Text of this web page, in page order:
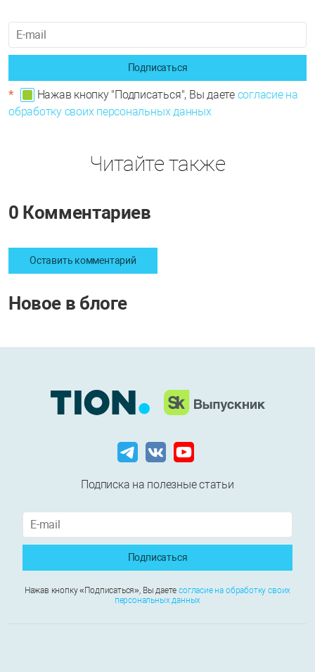
Подписаться
* Нажав кнопку "Подписаться", Вы даете согласие на
обработку своих персональных данных
Читайте также
0 Комментариев
Оставить комментарий
Новое в блоге
Подписка на полезные статьи
Подписаться
Нажав кнопку «Подписаться», Вы даетесогласие на обработку своих
персональных данных